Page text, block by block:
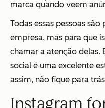
marca quando veem
Todas essas pessoas
empresa, mas para que
chamar a atenção delas.
social é uma excelente
assim, não fique para
Instagram